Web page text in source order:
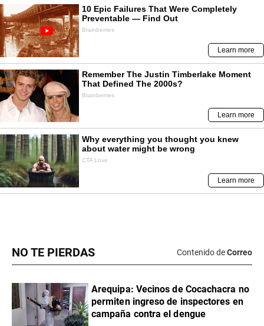
NO TE PIERDAS Contenido deCorreo
Arequipa: Vecinos de Cocachacra no
permiten ingreso de inspectores en
campaña contra el dengue